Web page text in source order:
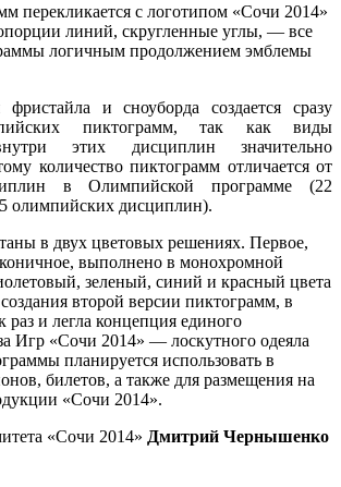
перекликается с логотипом «Сочи 2014»
линий, скругленные углы, — все
логичным продолжением эмблемы
и сноуборда создается сразу
пиктограмм, так как виды
этих дисциплин значительно
количество пиктограмм отличается от
в Олимпийской программе (22
олимпийских дисциплин).
в двух цветовых решениях. Первое,
выполнено в монохромной
зеленый, синий и красный цвета
второй версии пиктограмм, в
раз и легла концепция единого
Игр «Сочи 2014» — лоскутного одеяла
планируется использовать в
билетов, а также для размещения на
«Сочи 2014».
«Сочи 2014» Дмитрий Чернышенко